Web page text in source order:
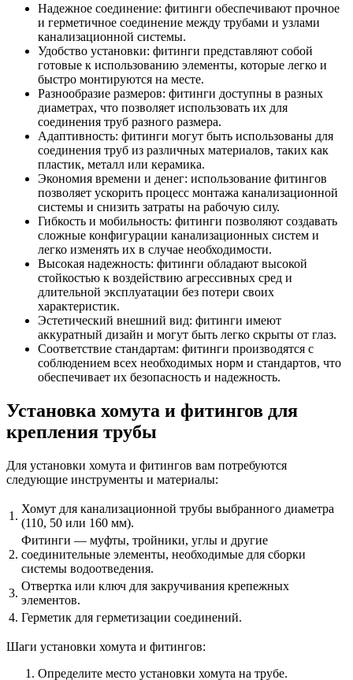
Надежное соединение: фитинги обеспечивают прочное
и герметичное соединение между трубами и узлами
канализационной системы.
Удобство установки: фитинги представляют собой
готовые к использованию элементы, которые легко и
быстро монтируются на месте.
Разнообразие размеров: фитинги доступны в разных
диаметрах, что позволяет использовать их для
соединения труб разного размера.
Адаптивность: фитинги могут быть использованы для
соединения труб из различных материалов, таких как
пластик, металл или керамика.
Экономия времени и денег: использование фитингов
позволяет ускорить процесс монтажа канализационной
системы и снизить затраты на рабочую силу.
Гибкость и мобильность: фитинги позволяют создавать
сложные конфигурации канализационных систем и
легко изменять их в случае необходимости.
Высокая надежность: фитинги обладают высокой
стойкостью к воздействию агрессивных сред и
длительной эксплуатации без потери своих
характеристик.
Эстетический внешний вид: фитинги имеют
аккуратный дизайн и могут быть легко скрыты от глаз.
Соответствие стандартам: фитинги производятся с
соблюдением всех необходимых норм и стандартов, что
обеспечивает их безопасность и надежность.
Установка хомута и фитингов для
крепления трубы
Для установки хомута и фитингов вам потребуются
следующие инструменты и материалы:
1.
Хомут для канализационной трубы выбранного диаметра
(110, 50 или 160 мм).
2.
Фитинги — муфты, тройники, углы и другие
соединительные элементы, необходимые для сборки
системы водоотведения.
3.
Отвертка или ключ для закручивания крепежных
элементов.
4. Герметик для герметизации соединений.
Шаги установки хомута и фитингов:
Определите место установки хомута на трубе.